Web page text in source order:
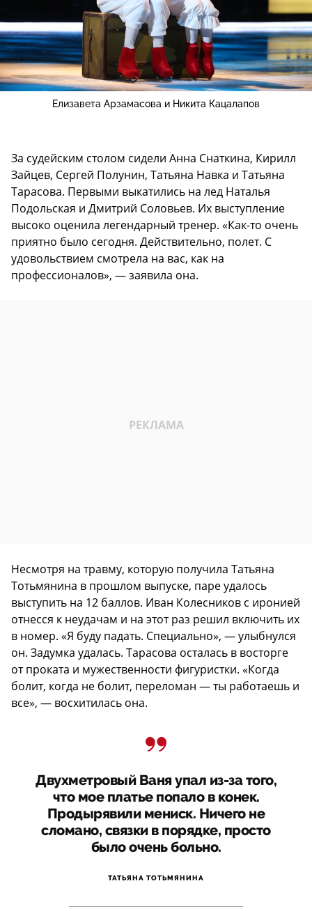
Елизавета Арзамасова и Никита Кацалапов
За судейским столом сидели Анна Снаткина, Кирилл
Зайцев, Сергей Полунин, Татьяна Навка и Татьяна
Тарасова. Первыми выкатились на лед Наталья
Подольская и Дмитрий Соловьев. Их выступление
высоко оценила легендарный тренер. «Как-то очень
приятно было сегодня. Действительно, полет. С
удовольствием смотрела на вас, как на
профессионалов», — заявила она.
Несмотря на травму, которую получила Татьяна
Тотьмянина в прошлом выпуске, паре удалось
выступить на 12 баллов. Иван Колесников с иронией
отнесся к неудачам и на этот раз решил включить их
в номер. «Я буду падать. Специально», — улыбнулся
он. Задумка удалась. Тарасова осталась в восторге
от проката и мужественности фигуристки. «Когда
болит, когда не болит, переломан — ты работаешь и
все», — восхитилась она.
Двухметровый Ваня упал из-за того,
что мое платье попало в конек.
Продырявили мениск. Ничего не
сломано, связки в порядке, просто
было очень больно.
ТАТЬЯНА ТОТЬМЯНИНА